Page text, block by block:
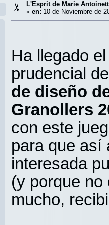
L'Esprit de Marie
« en: 10 de Noviembre de
Ha llegado
prudencial
de diseño
Granollers
con este
para que así
interesada
(y porque no
mucho,